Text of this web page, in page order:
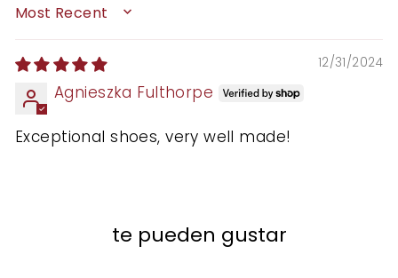
SORT BY
12/31/2024
Agnieszka Fulthorpe
Exceptional shoes, very well made!
te pueden gustar